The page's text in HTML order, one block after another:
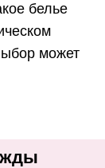
белье
может